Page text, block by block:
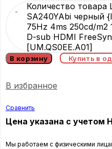
Количество товара
SA240YAbi черный
75Hz 4ms 250cd/m2
D-sub HDMI
[UM.QS0EE.A01]
В корзину Купить в
В избранное
Сравнить
Цена указана с учетом
Мы работаем с физическими